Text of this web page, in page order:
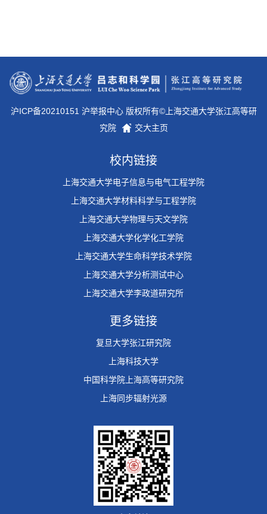
沪ICP备20210151 沪举报中心 版权所有©上海交通大学张江高等研
究院
交大主页
校内链接
上海交通大学电子信息与电气工程学院
上海交通大学材料科学与工程学院
上海交通大学物理与天文学院
上海交通大学化学化工学院
上海交通大学生命科学技术学院
上海交通大学分析测试中心
上海交通大学李政道研究所
更多链接
复旦大学张江研究院
上海科技大学
中国科学院上海高等研究院
上海同步辐射光源